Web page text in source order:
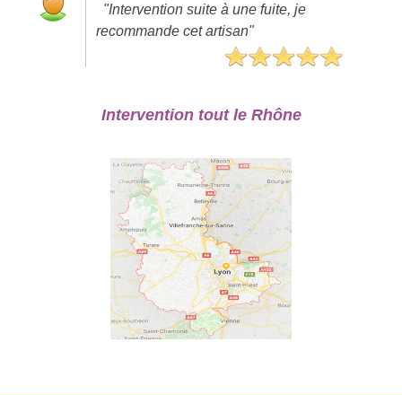
"Intervention suite à une fuite, je
recommande cet artisan"
Intervention tout le Rhône